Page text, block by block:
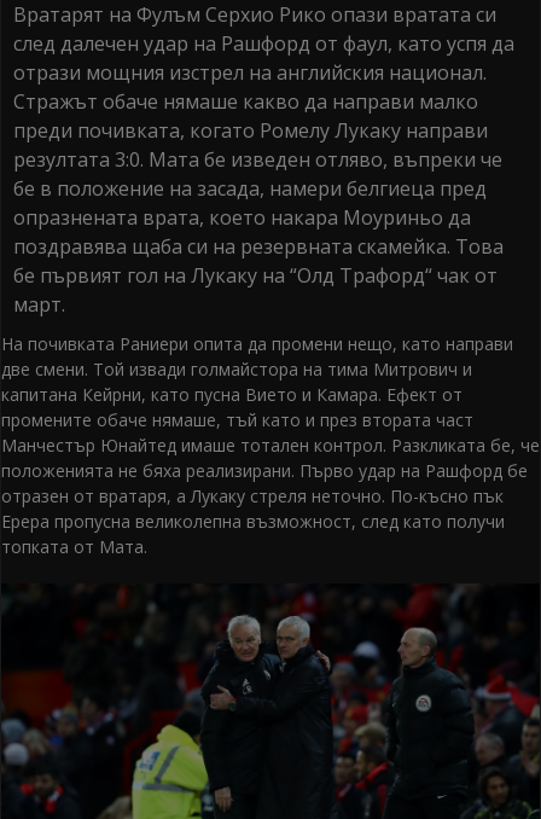
Вратарят на Фулъм Серхио Рико опази вратата си
след далечен удар на Рашфорд от фаул, като успя да
отрази мощния изстрел на английския национал.
Стражът обаче нямаше какво да направи малко
преди почивката, когато Ромелу Лукаку направи
резултата 3:0. Мата бе изведен отляво, въпреки че
бе в положение на засада, намери белгиеца пред
опразнената врата, което накара Моуриньо да
поздравява щаба си на резервната скамейка. Това
бе първият гол на Лукаку на “Олд Трафорд“ чак от
март.
На почивката Раниери опита да промени нещо, като направи
две смени. Той извади голмайстора на тима Митрович и
капитана Кейрни, като пусна Вието и Камара. Ефект от
промените обаче нямаше, тъй като и през втората част
Манчестър Юнайтед имаше тотален контрол. Разкликата бе, че
положенията не бяха реализирани. Първо удар на Рашфорд бе
отразен от вратаря, а Лукаку стреля неточно. По-късно пък
Ерера пропусна великолепна възможност, след като получи
топката от Мата.